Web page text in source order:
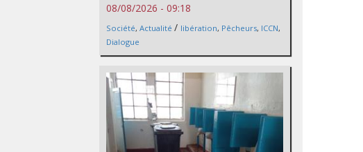
08/08/2026 - 09:18
Société, Actualité / libération, Pêcheurs, ICCN,
Dialogue